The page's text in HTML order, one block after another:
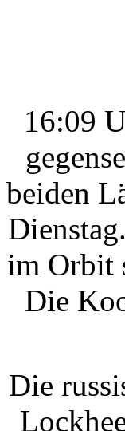
16:09
beiden
im Orbit
Die
Die